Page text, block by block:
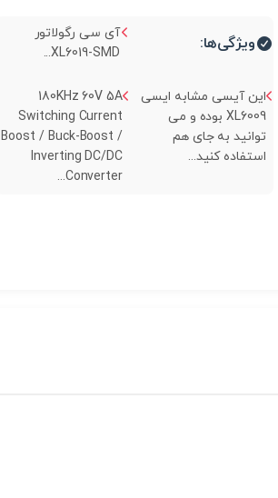
ویژگی‌ها:
آی سی رگولاتور
XL6019-SMD...
این آیسی مشابه ایسی
XL6009 بوده و می
توانید به جای هم
استفاده کنید...
180KHz 60V 5A
Switching Current
Boost / Buck-Boost /
Inverting DC/DC
Converter...